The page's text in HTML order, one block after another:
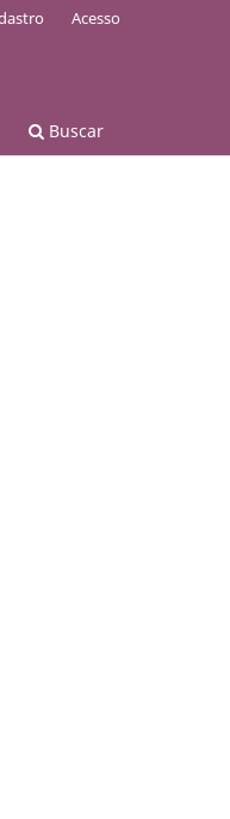
Buscar
Acesso